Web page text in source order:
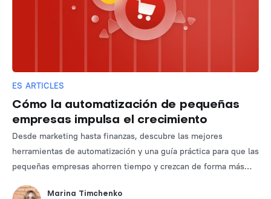
ES ARTICLES
Cómo la automatización de pequeñas
empresas impulsa el crecimiento
Desde marketing hasta finanzas, descubre las mejores
herramientas de automatización y una guía práctica para que las
pequeñas empresas ahorren tiempo y crezcan de forma más
Marina Timchenko